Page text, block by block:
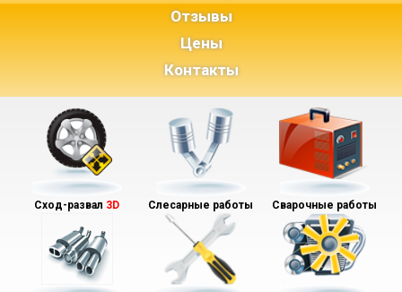
Отзывы
Цены
Контакты
Сход-развал 3D Слесарные работы Сварочные работы